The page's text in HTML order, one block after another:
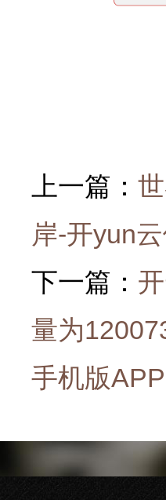
上一篇：
岸-开yun
下一篇：
量为
手机版APP